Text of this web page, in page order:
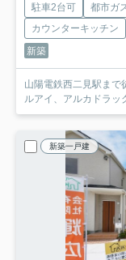
駐車2台可 都市ガ
カウンターキッチン
新築
山陽電鉄西二見駅まで
ルアイ、アルカドラッ
新築一戸建